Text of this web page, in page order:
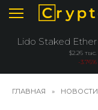
Перейти
содержанию
Lido Staked Ether
$2.26 тыс.
-3.76%
ГЛАВНАЯ » НОВОСТИ